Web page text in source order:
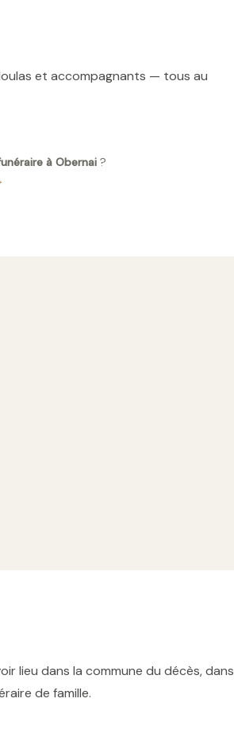
et accompagnants — tous au
à Obernai ?
lieu dans la commune du décès, dans
de famille.